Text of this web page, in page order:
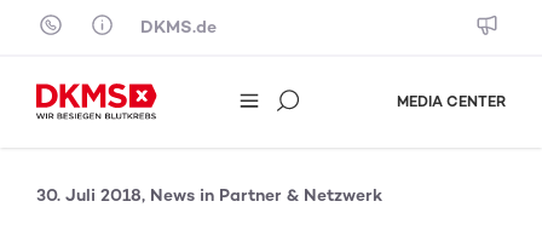
Skip to content
DKMS.de
MEDIA CENTER
30. Juli 2018, News in Partner & Netzwerk